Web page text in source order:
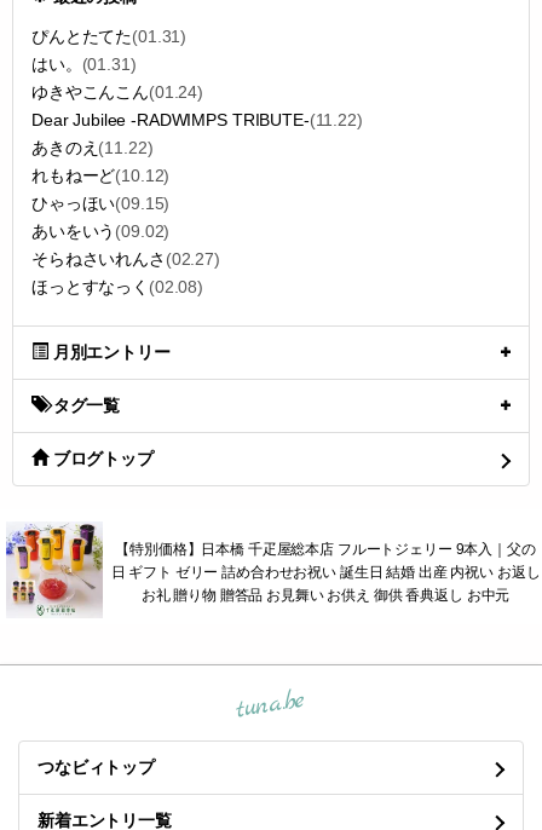
ぴんとたてた(01.31)
はい。 (01.31)
ゆきやこんこん(01.24)
Dear Jubilee -RADWIMPS TRIBUTE-(11.22)
あきのえ (11.22)
れもねーど(10.12)
ひゃっほい(09.15)
あいをいう (09.02)
そらねさいれんさ (02.27)
ほっとすなっく (02.08)
月別エントリー
タグ一覧
ブログトップ
【特別価格】日本橋 千疋屋総本店 フルートジェリー 9本入｜父の
日 ギフト ゼリー 詰め合わせお祝い 誕生日 結婚 出産 内祝い お返し
お礼 贈り物 贈答品 お見舞い お供え 御供 香典返し お中元
tuna.be
つなビィトップ
新着エントリ一覧